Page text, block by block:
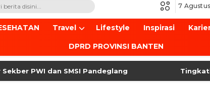
7
Travel Lifestyle Inspirasi
DPRD PROVINSI BANTEN
PWI dan SMSI Pandeglang Tingkatkan